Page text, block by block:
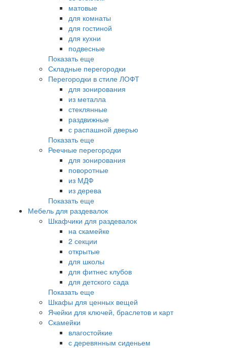
матовые
для комнаты
для гостиной
для кухни
подвесные
Показать еще
Складные перегородки
Перегородки в стиле ЛОФТ
для зонирования
из металла
стеклянные
раздвижные
с распашной дверью
Показать еще
Реечные перегородки
для зонирования
поворотные
из МДФ
из дерева
Показать еще
Мебель для раздевалок
Шкафчики для раздевалок
на скамейке
2 секции
открытые
для школы
для фитнес клубов
для детского сада
Показать еще
Шкафы для ценных вещей
Ячейки для ключей, браслетов и карт
Скамейки
влагостойкие
с деревянным сиденьем